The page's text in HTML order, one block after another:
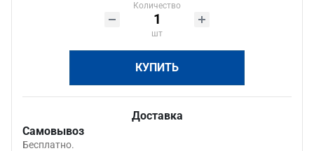
Количество
шт
КУПИТЬ
Доставка
Самовывоз
Бесплатно.